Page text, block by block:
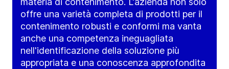
offre una varietà completa di prodotti per il
contenimento robusti e conformi ma vanta
anche una competenza ineguagliata
nell'identificazione della soluzione più
appropriata e una conoscenza approfondita